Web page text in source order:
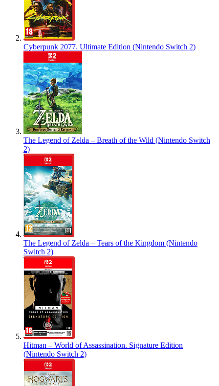
Cyberpunk 2077. Ultimate Edition (Nintendo Switch 2)
The Legend of Zelda – Breath of the Wild (Nintendo Switch
2)
The Legend of Zelda – Tears of the Kingdom (Nintendo
Switch 2)
Hitman – World of Assassination. Signature Edition
(Nintendo Switch 2)